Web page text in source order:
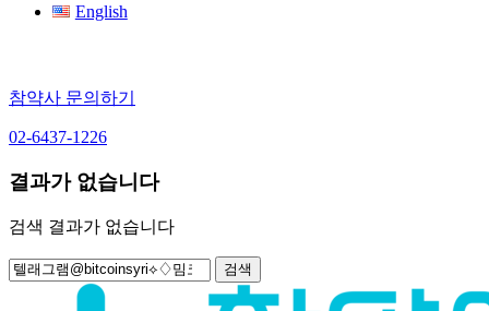
English
참약사 문의하기
02-6437-1226
결과가 없습니다
검색 결과가 없습니다
검